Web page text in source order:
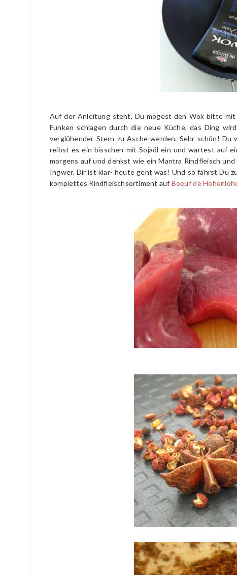
Auf der Anleitung steht, Du mögest den Wok bitte
Funken schlagen durch die neue Küche, das Ding
verglühender Stern zu Asche werden. Sehr schön!
reibst es ein bisschen mit Sojaöl ein und wartest auf
morgens auf und denkst wie ein Mantra Rindfleisch
Ingwer. Dir ist klar- heute geht was! Und so fährst Du
komplettes Rindfleischsortiment auf Boeuf de